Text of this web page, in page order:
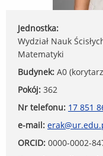
Jednostka:
Wydział Nauk
Matematyki
Budynek: A0
Pokój: 362
Nr telefonu: 17 851
e-mail:
ORCID: 0000-0002-